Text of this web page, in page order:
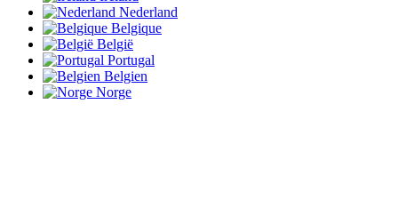
Nederland
Belgique
België
Portugal
Belgien
Norge